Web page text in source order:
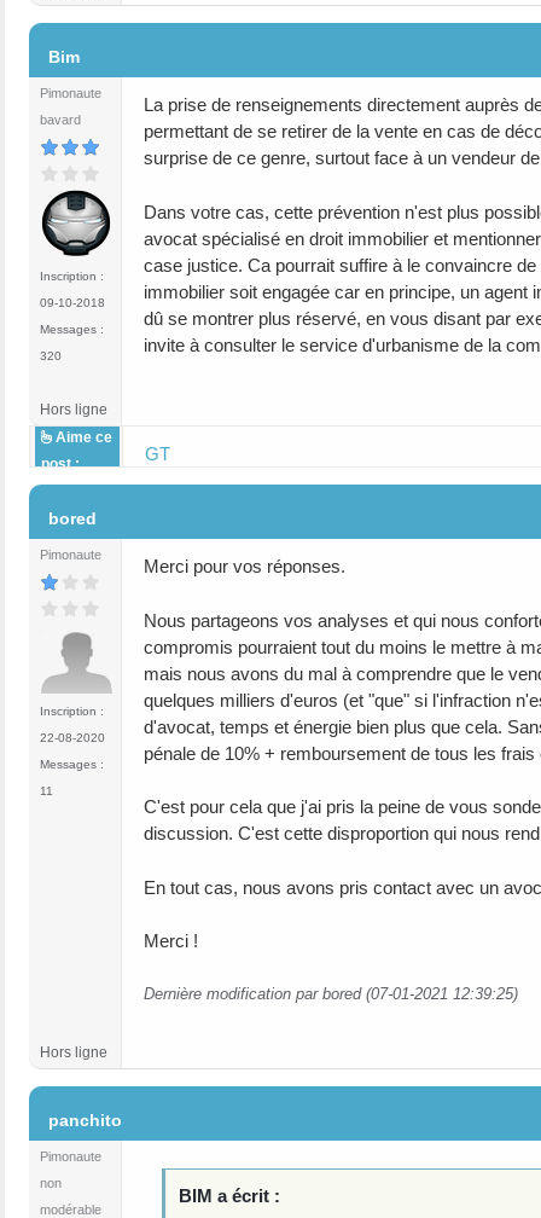
Bim
Pimonaute
bavard
Inscription :
09-10-2018
Messages :
320
La prise de renseignements directement auprès
permettant de se retirer de la vente en cas de
surprise de ce genre, surtout face à un vendeur
Dans votre cas, cette prévention n'est plus
avocat spécialisé en droit immobilier et
case justice. Ca pourrait suffire à le convaincre
immobilier soit engagée car en principe, un
dû se montrer plus réservé, en vous disant par
invite à consulter le service d'urbanisme de la
Hors ligne
Aime ce
post :
GT
bored
Pimonaute
Inscription :
22-08-2020
Messages :
11
Merci pour vos réponses.
Nous partageons vos analyses et qui nous
compromis pourraient tout du moins le mettre à
mais nous avons du mal à comprendre que le
quelques milliers d'euros (et "que" si l'infraction
d'avocat, temps et énergie bien plus que cela.
pénale de 10% + remboursement de tous les
C'est pour cela que j'ai pris la peine de vous
discussion. C'est cette disproportion qui nous
En tout cas, nous avons pris contact avec un
Merci !
Dernière modification par bored (07-01-2021 12:39:25)
Hors ligne
panchito
Pimonaute
non
modérable
BIM a écrit :